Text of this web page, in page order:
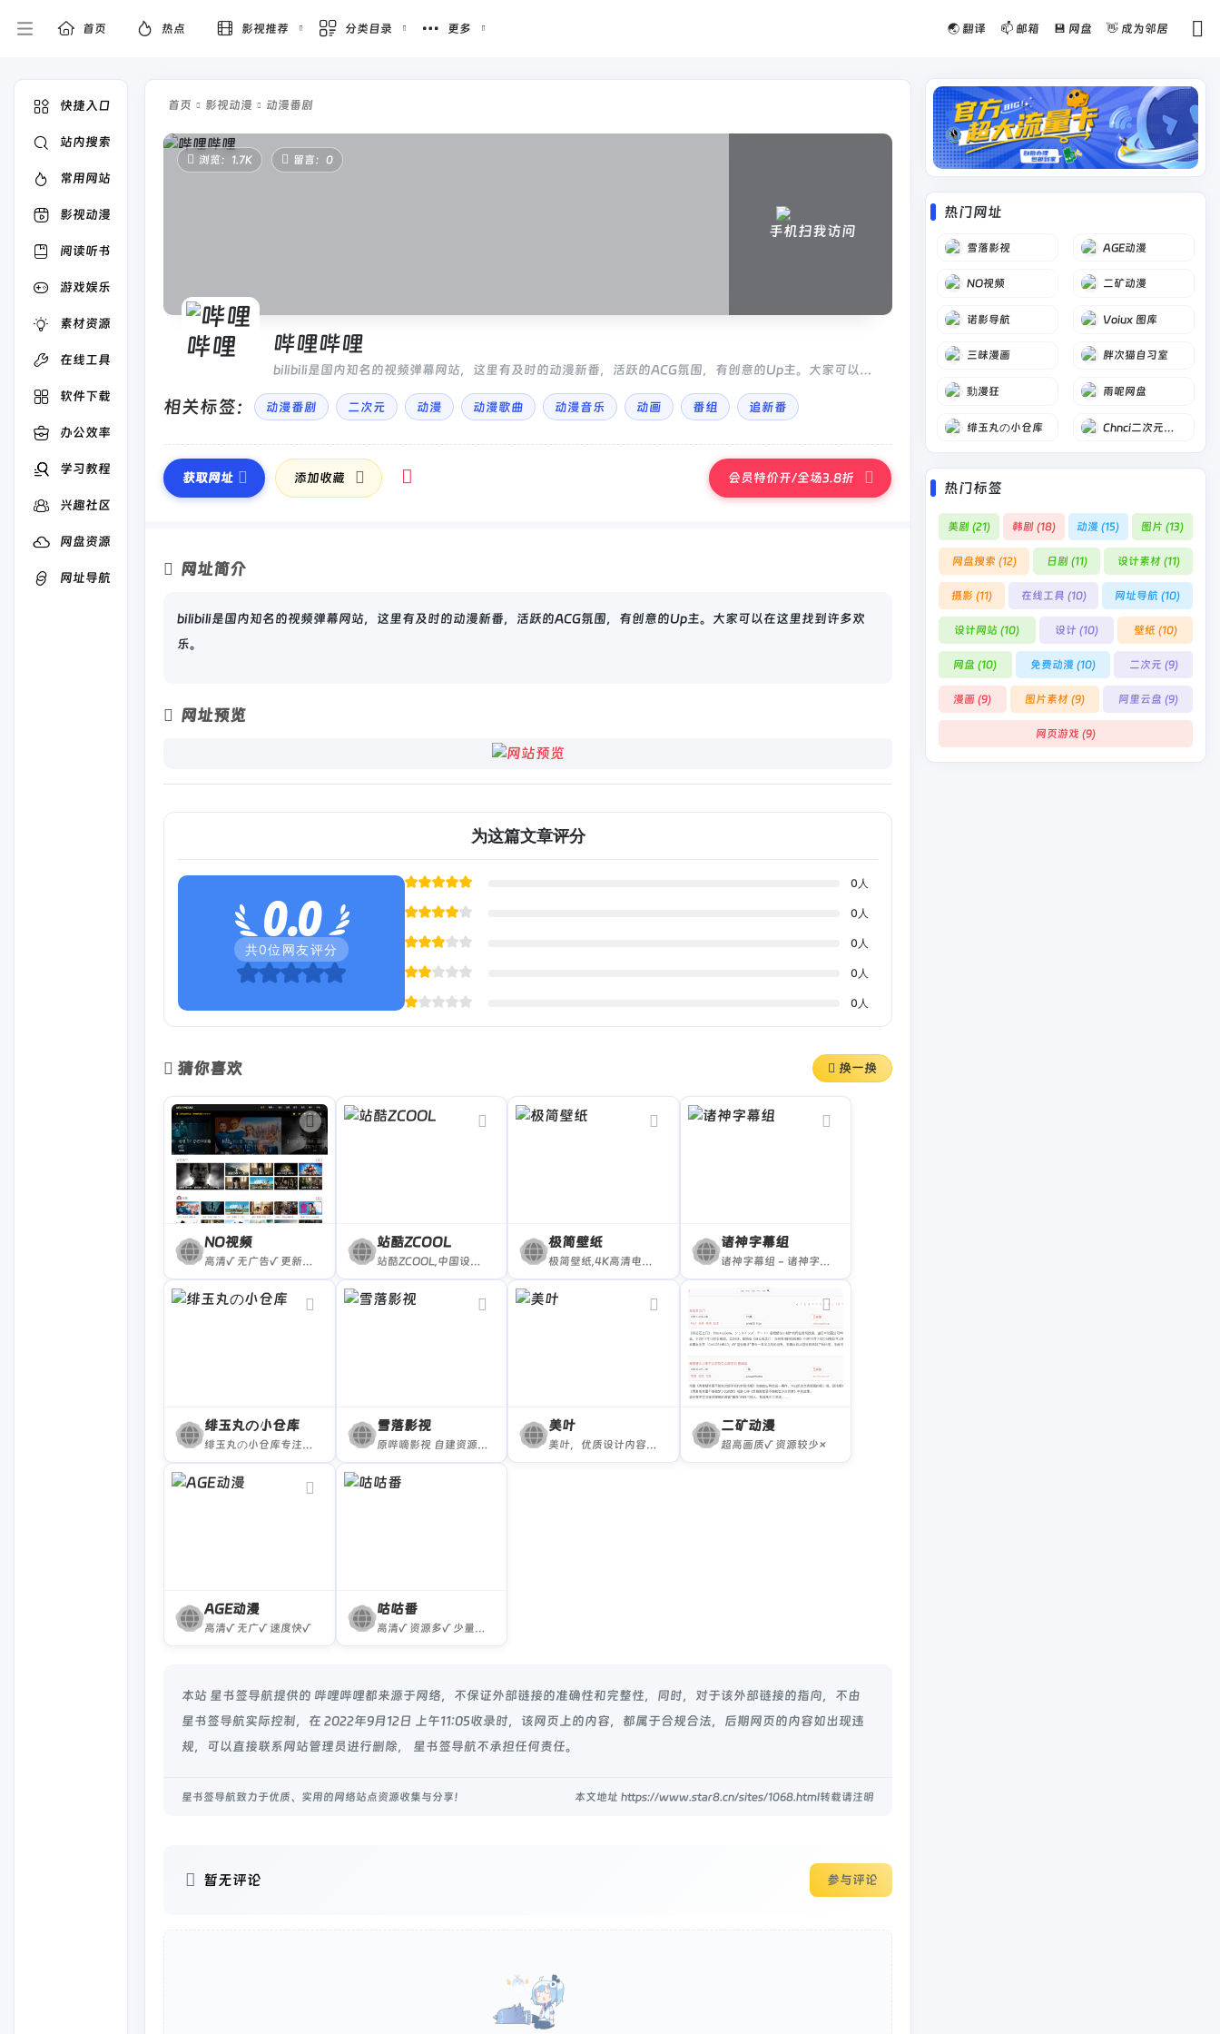
首页 热点 影视推荐 分类目录 更多 🌏 翻译 📫 邮箱 💾 网盘 👋 成为邻居
快捷入口
站内搜索
常用网站
影视动漫
阅读听书
游戏娱乐
素材资源
在线工具
软件下载
办公效率
学习教程
兴趣社区
网盘资源
网址导航
首页 影视动漫 动漫番剧
手机扫我访问
浏览：1.7K 留言：0
哔哩哔哩
bilibili是国内知名的视频弹幕网站，这里有及时的动漫新番，活跃的ACG氛围，有创意的Up主。大家可以在
相关标签： 动漫番剧 二次元 动漫 动漫歌曲 动漫音乐 动画 番组 追新番
获取网址 添加收藏 会员特价开/全场3.8折
网址简介
bilibili是国内知名的视频弹幕网站，这里有及时的动漫新番，活跃的ACG氛围，有创意的Up主。大家可以在这里找到许多欢
乐。
网址预览
为这篇文章评分
0.0
共0位网友评分
0 人
0 人
0 人
0 人
0 人
猜你喜欢 换一换
NO视频
高清√ 无广告√ 更新快√
站酷ZCOOL
站酷ZCOOL,中国设计师互动平台.深耕设计领域十五年,站酷聚集了1500万设计师、摄影师、插画师、艺术家、创意人,提供创意设计素材,正版商业高清图片,创意设计师群体中具有较高的影响力与号召力。
极简壁纸
极简壁纸,4K高清电脑桌面壁纸图库
诸神字幕组
诸神字幕组 - 诸神字幕组官方发布站..
绯玉丸の小仓库
绯玉丸の小仓库专注收录各类网络黑科技~
雪落影视
原哔嘀影视 自建资源√ 稳定√ 广告可关√
美叶
美叶，优质设计内容推荐平台。向设计从业者，推介不同设计细分领域的杰出代表。
二矿动漫
超高画质√ 资源较少×
AGE动漫
高清√ 无广√ 速度快√
咕咕番
高清√ 资源多√ 少量广告×
本站 星书签导航提供的 哔哩哔哩都来源于网络，不保证外部链接的准确性和完整性，同时，对于该外部链接的指向，不由
星书签导航实际控制，在 2022年9月12日 上午11:05收录时，该网页上的内容，都属于合规合法，后期网页的内容如出现违
规，可以直接联系网站管理员进行删除， 星书签导航不承担任何责任。
星书签导航致力于优质、实用的网络站点资源收集与分享！ 本文地址 https://www.star8.cn/sites/1068.html转载请注明
暂无评论 参与评论
热门网址
雪落影视 AGE动漫
NO视频 二矿动漫
诺影导航 Voiux 图库
三昧漫画 胖次猫自习室
動漫狂 雨呢网盘
绯玉丸の小仓库 Chnci二次元壁纸
热门标签
美剧 (21) 韩剧 (18) 动漫 (15) 图片 (13)
网盘搜索 (12) 日剧 (11) 设计素材 (11)
摄影 (11) 在线工具 (10) 网址导航 (10)
设计网站 (10) 设计 (10) 壁纸 (10)
网盘 (10) 免费动漫 (10) 二次元 (9)
漫画 (9) 图片素材 (9) 阿里云盘 (9)
网页游戏 (9)